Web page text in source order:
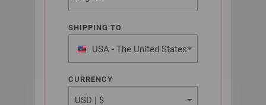
SHIPPING TO
USA - The United States
of America
CURRENCY
3/100CM